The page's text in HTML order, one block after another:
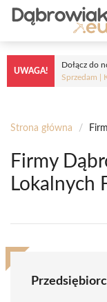
Przejdź
treści
UWAGA!
Dołącz do
Sprzedam |
Strona główna /
Firmy
Lokalnych